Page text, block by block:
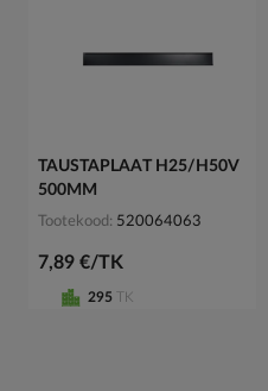
TAUSTAPLAAT H25/H50V
500MM
Tootekood 520064063
7,89 €/TK
295 TK